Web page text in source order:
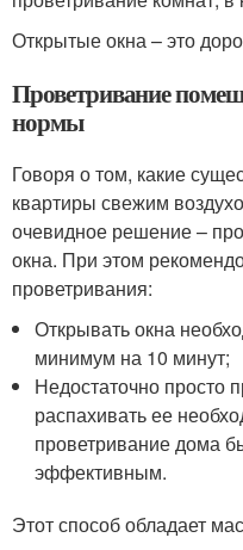
Открытые окна – это
Проветривание
нормы
Говоря о том, какие
квартиры свежим
очевидное решение –
окна. При этом
проветривания:
Открывать окна
минимум на 10 минут;
Недостаточно просто
распахивать ее
проветривание дома
эффективным.
Этот способ обладает